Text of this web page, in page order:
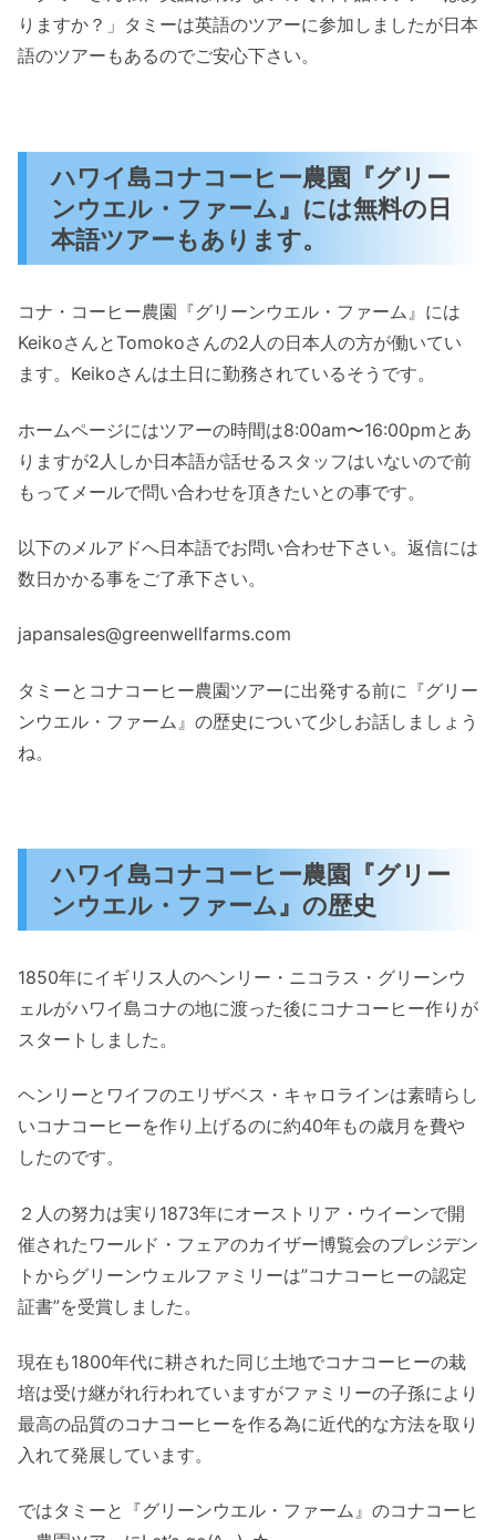
りますか？」タミーは英語のツアーに参加しましたが日本
語のツアーもあるのでご安心下さい。
ハワイ島コナコーヒー農園『グリー
ンウエル・ファーム』には無料の日
本語ツアーもあります。
コナ・コーヒー農園『グリーンウエル・ファーム』には
KeikoさんとTomokoさんの2人の日本人の方が働いてい
ます。Keikoさんは土日に勤務されているそうです。
ホームページにはツアーの時間は8:00am〜16:00pmとあ
りますが2人しか日本語が話せるスタッフはいないので前
もってメールで問い合わせを頂きたいとの事です。
以下のメルアドへ日本語でお問い合わせ下さい。返信には
数日かかる事をご了承下さい。
japansales@greenwellfarms.com
タミーとコナコーヒー農園ツアーに出発する前に『グリー
ンウエル・ファーム』の歴史について少しお話しましょう
ね。
ハワイ島コナコーヒー農園『グリー
ンウエル・ファーム』の歴史
1850年にイギリス人のヘンリー・ニコラス・グリーンウ
ェルがハワイ島コナの地に渡った後にコナコーヒー作りが
スタートしました。
ヘンリーとワイフのエリザベス・キャロラインは素晴らし
いコナコーヒーを作り上げるのに約40年もの歳月を費や
したのです。
２人の努力は実り1873年にオーストリア・ウイーンで開
催されたワールド・フェアのカイザー博覧会のプレジデン
トからグリーンウェルファミリーは”コナコーヒーの認定
証書”を受賞しました。
現在も1800年代に耕された同じ土地でコナコーヒーの栽
培は受け継がれ行われていますがファミリーの子孫により
最高の品質のコナコーヒーを作る為に近代的な方法を取り
入れて発展しています。
ではタミーと『グリーンウエル・ファーム』のコナコーヒ